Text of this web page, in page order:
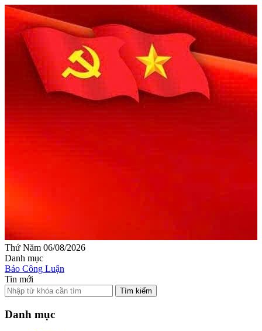
Thứ Năm 06/08/2026
Danh mục
Báo Công Luận
Tin mới
Tìm kiếm
Danh mục